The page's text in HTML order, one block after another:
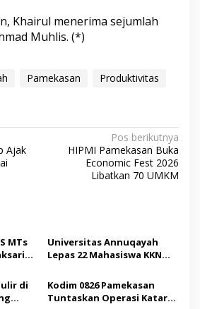
Khairul menerima sejumlah
Muhlis. (*)
Pamekasan
Produktivitas
Ajak
Pos berikutnya
HIPMI Pamekasan Buka
Economic Fest 2026
Libatkan 70 UMKM
MTs
Universitas Annuqayah
Lepas 22 Mahasiswa KKN
Saudi
di
Kodim 0826 Pamekasan
Tuntaskan Operasi Katarak